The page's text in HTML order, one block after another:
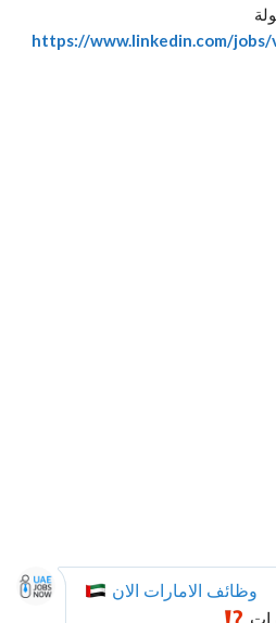
https://www.linkedin.com/